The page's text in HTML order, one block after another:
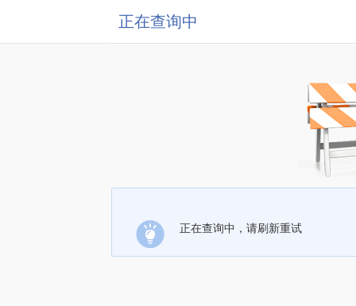
正在查询中
正在查询中，请刷新重试